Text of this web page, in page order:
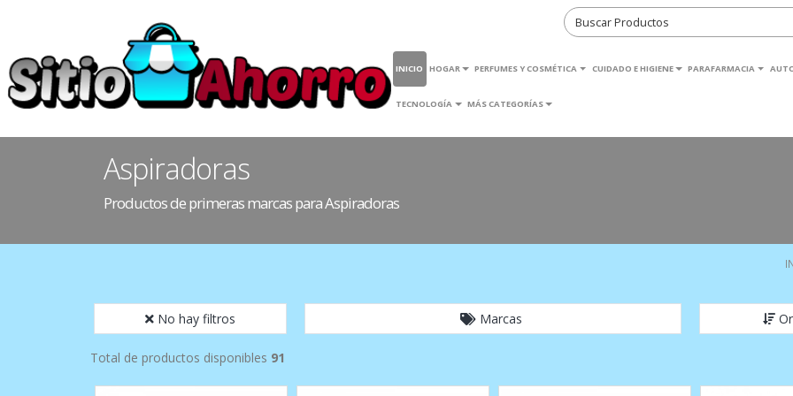
INICIO HOGAR PERFUMES Y COSMÉTICA CUIDADO E HIGIENE PARAFARMACIA
TECNOLOGÍA MÁS CATEGORÍAS
Aspiradoras
Productos de primeras marcas para Aspiradoras
No hay filtros Marcas
Total de productos disponibles 91